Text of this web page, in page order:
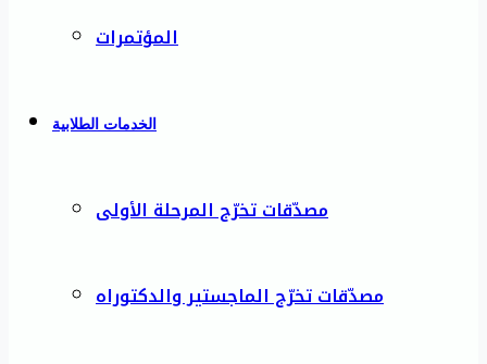
المؤتمرات
الخدمات الطلابية
مصدّقات تخرّج المرحلة الأولى
مصدّقات تخرّج الماجستير والدكتوراه